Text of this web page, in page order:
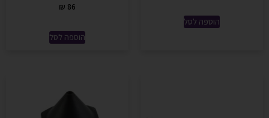
הוספה לסל
₪ 86
הוספה לסל